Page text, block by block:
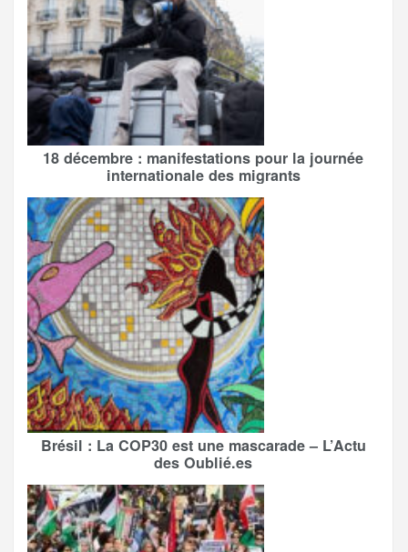
18 décembre : manifestations pour la journée
internationale des migrants
Brésil : La COP30 est une mascarade – L’Actu
des Oublié.es